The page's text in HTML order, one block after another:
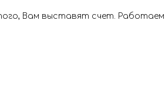
Вам выставят счет.